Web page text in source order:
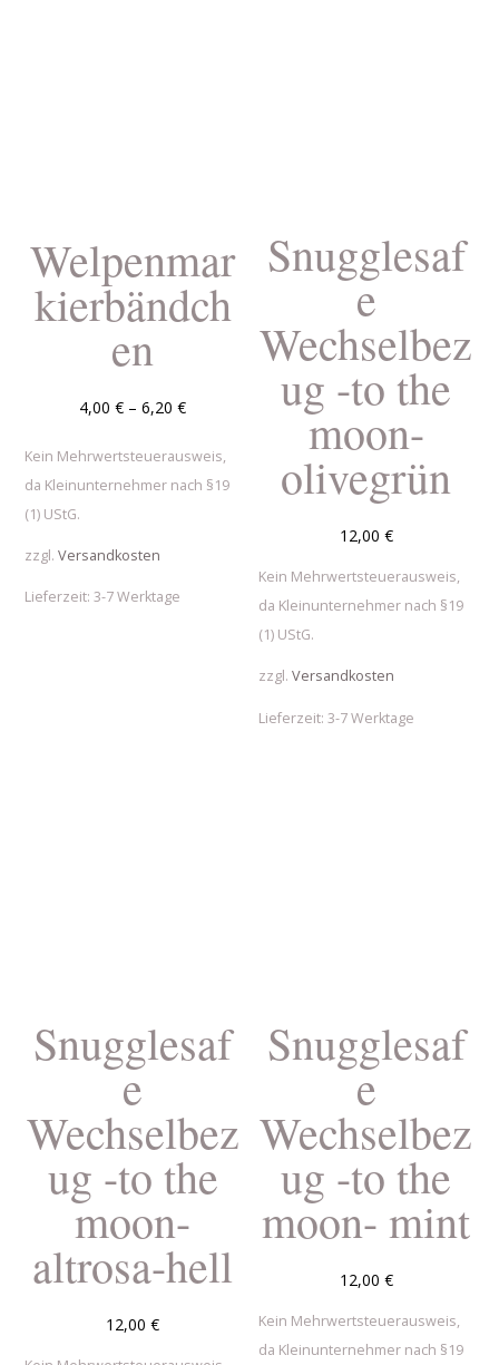
Welpenmar
kierbändch
en
4,00€ –6,20€
Kein Mehrwertsteuerausweis,
da Kleinunternehmer nach §19
(1) UStG.
zzgl.Versandkosten
Lieferzeit:3-7 Werktage
Snugglesaf
e
Wechselbez
ug -to the
moon-
olivegrün
12,00 €
Kein Mehrwertsteuerausweis,
da Kleinunternehmer nach §19
(1) UStG.
zzgl.Versandkosten
Lieferzeit:3-7 Werktage
Snugglesaf
e
Wechselbez
ug -to the
moon-
altrosa-hell
12,00€
Snugglesaf
e
Wechselbez
ug -to the
moon- mint
12,00 €
Kein Mehrwertsteuerausweis,
da Kleinunternehmer nach §19